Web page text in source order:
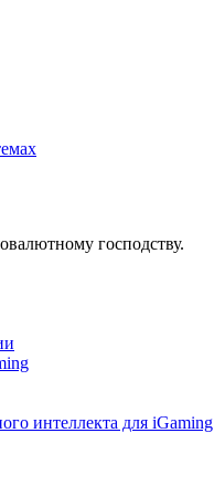
господству.
интеллекта для iGaming